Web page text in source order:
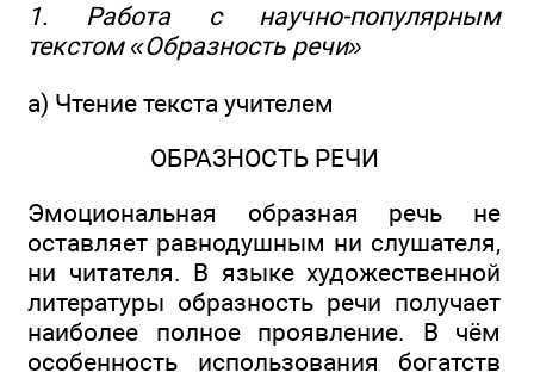
1. Работа с научно-популярным
текстом «Образность речи»
а) Чтение текста учителем
ОБРАЗНОСТЬ РЕЧИ
Эмоциональная образная речь не
оставляет равнодушным ни слушателя,
ни читателя. В языке художественной
литературы образность речи получает
наиболее полное проявление. В чём
особенность использования богатств